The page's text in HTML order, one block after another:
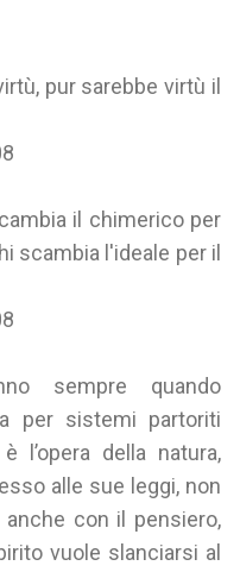
pur sarebbe virtù il
il chimerico per
scambia l'ideale per il
sempre quando
per sistemi partoriti
l’opera della natura,
alle sue leggi, non
con il pensiero,
vuole slanciarsi al